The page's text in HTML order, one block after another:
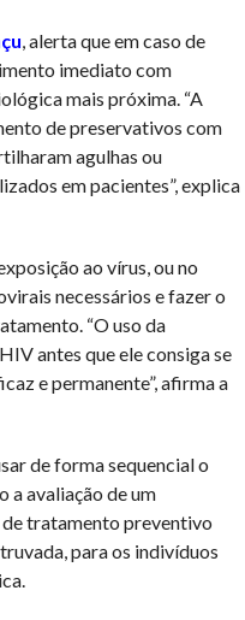
, alerta que em caso de
imediato com
mais próxima. “A
de preservativos com
agulhas ou
em pacientes”, explica
ao vírus, ou no
necessários e fazer o
“O uso da
antes que ele consiga se
e permanente”, afirma a
de forma sequencial o
a avaliação de um
de tratamento preventivo
para os indivíduos